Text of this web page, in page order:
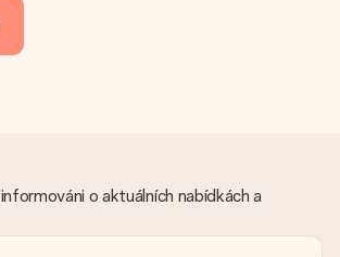
Klarna nebo ruční převod. V případě ručního
vezměte v úvahu dodací lhůtu 3 dny
spolu s objednávkou?
o aktuálních nabídkách a